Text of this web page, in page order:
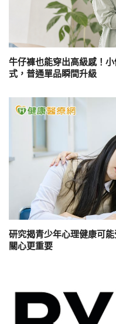
牛仔褲也能穿出高級感！
式，普通單品瞬間升級
研究揭青少年心理健康可
關心更重要